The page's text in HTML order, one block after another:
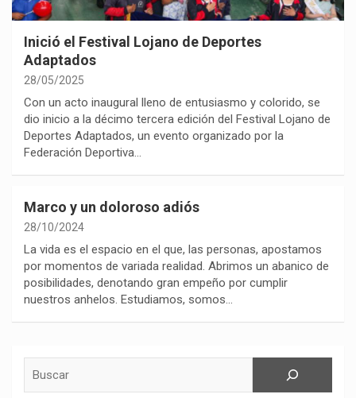
Inició el Festival Lojano de Deportes
Adaptados
28/05/2025
Con un acto inaugural lleno de entusiasmo y colorido, se
dio inicio a la décimo tercera edición del Festival Lojano de
Deportes Adaptados, un evento organizado por la
Federación Deportiva…
Marco y un doloroso adiós
28/10/2024
La vida es el espacio en el que, las personas, apostamos
por momentos de variada realidad. Abrimos un abanico de
posibilidades, denotando gran empeño por cumplir
nuestros anhelos. Estudiamos, somos…